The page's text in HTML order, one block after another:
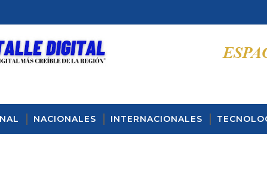
NACIONALES INTERNACIONALES